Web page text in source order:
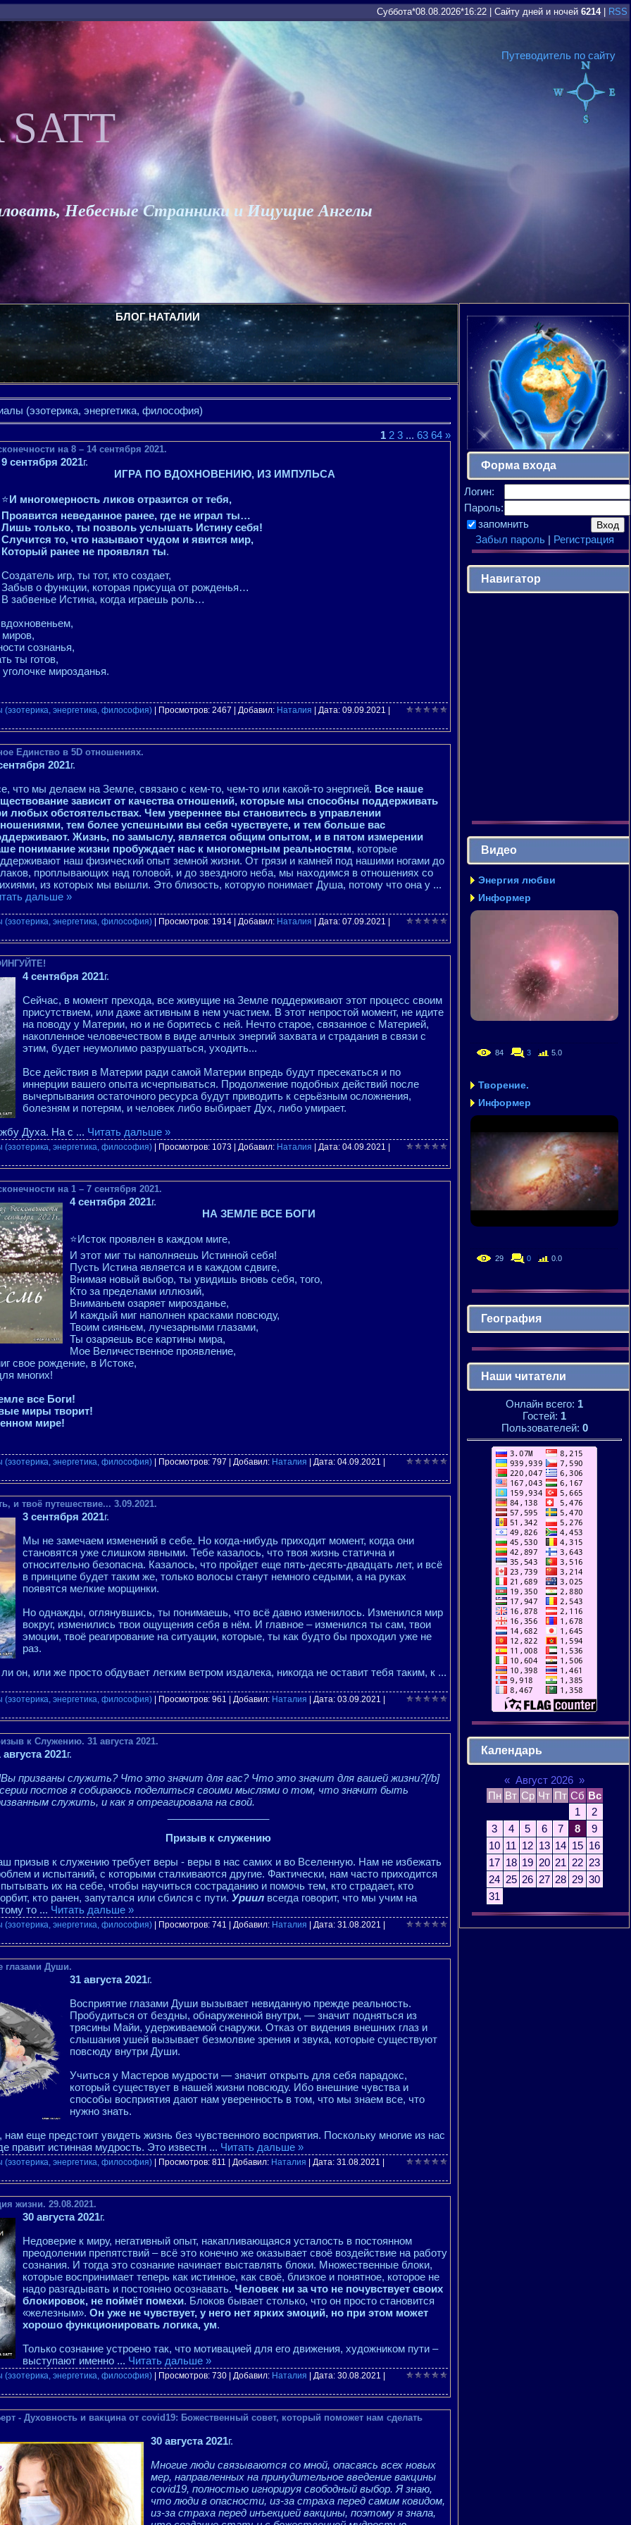
Суббота*08.08.2026*16:22 Сайту дней и ночей 6214| RSS
Путеводитель по сайту
Небесные Странники и Ищущие Ангелы
БЛОГ НАТАЛИИ
(эзотерика, энергетика, философия)
1 2 3 ... 63 64 »
на 8 – 14 сентября 2021.
9 сентября 2021г.
ИГРА ПО ВДОХНОВЕНИЮ, ИЗ ИМПУЛЬСА
⭐И многомерность ликов отразится от тебя,
Проявится неведанное ранее, где не играл ты…
Лишь только, ты позволь услышать Истину себя!
Случится то, что называют чудом и явится мир,
Который ранее не проявлял ты.
Создатель игр, ты тот, кто создает,
Забыв о функции, которая присуща от рожденья…
В забвенье Истина, когда играешь роль…
сознанья,
ты готов,
мирозданья.
(эзотерика, энергетика, философия) | Просмотров: 2467 | Добавил: Наталия | Дата: 09.09.2021
Единство в 5D отношениях.
2021г.
что мы делаем на Земле, связано с кем-то, чем-то или какой-то энергией. Все наше
зависит от качества отношений, которые мы способны поддерживать
любых обстоятельствах. Чем увереннее вы становитесь в управлении
тем более успешными вы себя чувствуете, и тем больше вас
Жизнь, по замыслу, является общим опытом, и в пятом измерении
понимание жизни пробуждает нас к многомерным реальностям, которые
наш физический опыт земной жизни. От грязи и камней под нашими ногами до
проплывающих над головой, и до звездного неба, мы находимся в отношениях со
из которых мы вышли. Это близость, которую понимает Душа, потому что она у ...
дальше »
(эзотерика, энергетика, философия) | Просмотров: 1914 | Добавил: Наталия | Дата: 07.09.2021
4 сентября 2021г.
Сейчас, в момент прехода, все живущие на Земле поддерживают этот процесс своим
присутствием, или даже активным в нем участием. В этот непростой момент, не идите
на поводу у Материи, но и не боритесь с ней. Нечто старое, связанное с Материей,
накопленное человечеством в виде алчных энергий захвата и страдания в связи с
этим, будет неумолимо разрушаться, уходить...
Все действия в Материи ради самой Материи впредь будут пресекаться и по
иннерции вашего опыта исчерпываться. Продолжение подобных действий после
вычерпывания остаточного ресурса будут приводить к серьёзным осложнения,
болезням и потерям, и человек либо выбирает Дух, либо умирает.
Духа. На с ... Читать дальше »
(эзотерика, энергетика, философия) | Просмотров: 1073 | Добавил: Наталия | Дата: 04.09.2021
на 1 – 7 сентября 2021.
4 сентября 2021г.
НА ЗЕМЛЕ ВСЕ БОГИ
⭐Исток проявлен в каждом миге,
И этот миг ты наполняешь Истинной себя!
Пусть Истина является и в каждом сдвиге,
Внимая новый выбор, ты увидишь вновь себя, того,
Кто за пределами иллюзий,
Вниманьем озаряет мирозданье,
И каждый миг наполнен красками повсюду,
Твоим сияньем, лучезарными глазами,
Ты озаряешь все картины мира,
Мое Величественное проявление,
свое рождение, в Истоке,
многих!
все Боги!
миры творит!
мире!
(эзотерика, энергетика, философия) | Просмотров: 797 | Добавил: Наталия | Дата: 04.09.2021
и твоё путешествие... 3.09.2021.
3 сентября 2021г.
Мы не замечаем изменений в себе. Но когда-нибудь приходит момент, когда они
становятся уже слишком явными. Тебе казалось, что твоя жизнь статична и
относительно безопасна. Казалось, что пройдет еще пять-десять-двадцать лет, и всё
в принципе будет таким же, только волосы станут немного седыми, а на руках
появятся мелкие морщинки.
Но однажды, оглянувшись, ты понимаешь, что всё давно изменилось. Изменился мир
вокруг, изменились твои ощущения себя в нём. И главное – изменился ты сам, твои
эмоции, твоё реагирование на ситуации, которые, ты как будто бы проходил уже не
раз.
он, или же просто обдувает легким ветром издалека, никогда не оставит тебя таким, к ...
(эзотерика, энергетика, философия) | Просмотров: 961 | Добавил: Наталия | Дата: 03.09.2021
к Служению. 31 августа 2021.
августа 2021г.
призваны служить? Что это значит для вас? Что это значит для вашей жизни?[/b]
постов я собираюсь поделиться своими мыслями о том, что значит быть
служить, и как я отреагировала на свой.
Призыв к служению
призыв к служению требует веры - веры в нас самих и во Вселенную. Нам не избежать
и испытаний, с которыми сталкиваются другие. Фактически, нам часто приходится
их на себе, чтобы научиться состраданию и помочь тем, кто страдает, кто
кто ранен, запутался или сбился с пути. Уриил всегда говорит, что мы учим на
то ... Читать дальше »
(эзотерика, энергетика, философия) | Просмотров: 741 | Добавил: Наталия | Дата: 31.08.2021
глазами Души.
31 августа 2021г.
Восприятие глазами Души вызывает невиданную прежде реальность.
Пробудиться от бездны, обнаруженной внутри, — значит подняться из
трясины Майи, удерживаемой снаружи. Отказ от видения внешних глаз и
слышания ушей вызывает безмолвие зрения и звука, которые существуют
повсюду внутри Души.
Учиться у Мастеров мудрости — значит открыть для себя парадокс,
который существует в нашей жизни повсюду. Ибо внешние чувства и
способы восприятия дают нам уверенность в том, что мы знаем все, что
нужно знать.
еще предстоит увидеть жизнь без чувственного восприятия. Поскольку многие из нас
правит истинная мудрость. Это известн ... Читать дальше »
(эзотерика, энергетика, философия) | Просмотров: 811 | Добавил: Наталия | Дата: 31.08.2021
жизни. 29.08.2021.
30 августа 2021г.
Недоверие к миру, негативный опыт, накапливающаяся усталость в постоянном
преодолении препятствий – всё это конечно же оказывает своё воздействие на работу
сознания. И тогда это сознание начинает выставлять блоки. Множественные блоки,
которые воспринимает теперь как истинное, как своё, близкое и понятное, которое не
надо разгадывать и постоянно осознавать. Человек ни за что не почувствует своих
блокировок, не поймёт помехи. Блоков бывает столько, что он просто становится
«железным». Он уже не чувствует, у него нет ярких эмоций, но при этом может
хорошо функционировать логика, ум.
Только сознание устроено так, что мотивацией для его движения, художником пути –
выступают именно ... Читать дальше »
(эзотерика, энергетика, философия) | Просмотров: 730 | Добавил: Наталия | Дата: 30.08.2021
- Духовность и вакцина от covid19: Божественный совет, который поможет нам сделать
30 августа 2021г.
Многие люди связываются со мной, опасаясь всех новых
мер, направленных на принудительное введение вакцины
covid19, полностью игнорируя свободный выбор. Я знаю,
что люди в опасности, из-за страха перед самим ковидом,
из-за страха перед инъекцией вакцины, поэтому я знала,
Форма входа
Логин:
Пароль:
запомнить
Забыл пароль| Регистрация
Навигатор
Видео
Энергия любви
Информер
84 3 5.0
Творение.
Информер
29 0 0.0
География
Наши читатели
Онлайн всего: 1
Гостей: 1
Пользователей: 0
Календарь
« Август 2026 »
Пн Вт Ср Чт Пт Сб Вс
1
2
3
4 5 6 7 8
9
10 11 12 13 14 15 16
17 18 19 20 21 22 23
24 25 26 27 28 29 30
31